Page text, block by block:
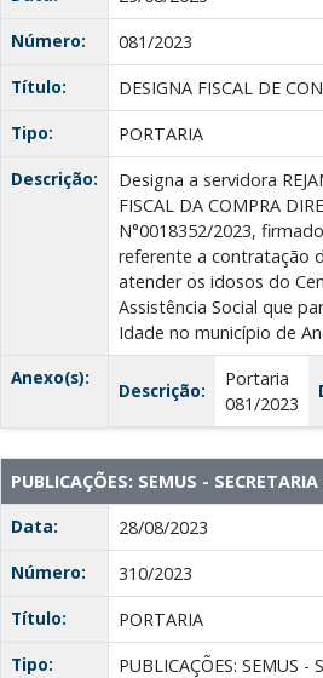
Número:
081/2023
Título:
DESIGNA FISCAL DE
Tipo:
PORTARIA
Descrição:
Designa a servidora
FISCAL DA COMPRA
N°0018352/2023,
referente a contratação
atender os idosos do
Assistência Social que
Idade no município de
Anexo(s):
Descrição:
Portaria
081/2023
PUBLICAÇÕES: SEMUS -
Data:
28/08/2023
Número:
310/2023
Título:
PORTARIA
Tipo:
PUBLICAÇÕES: SEMUS -